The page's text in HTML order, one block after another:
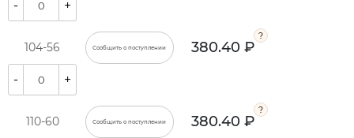
- +
104-56 Сообщить о поступлении 380.40 ₽
- +
110-60 Сообщить о поступлении 380.40 ₽